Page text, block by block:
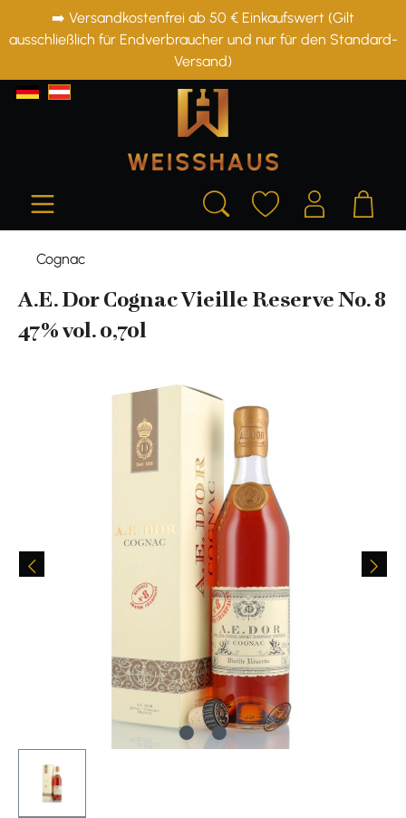
springen
➡️ Versandkostenfrei ab 50 € Einkaufswert (Gilt
ausschließlich für Endverbraucher und nur für den Standard-
Versand)
Cognac
A.E. Dor Cognac Vieille Reserve No. 8
47% vol. 0,70l
Bildergalerie überspringen